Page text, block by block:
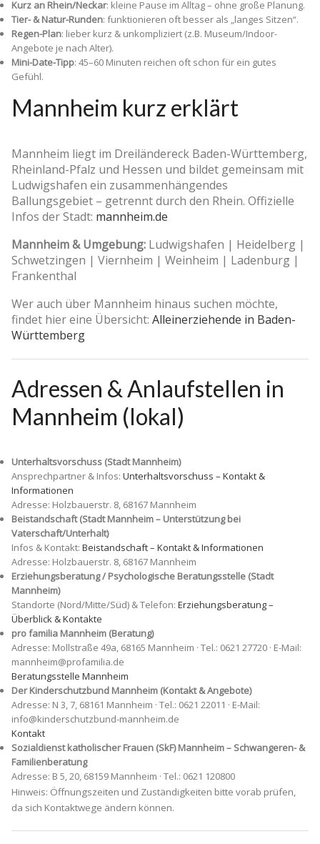
Kurz an Rhein/Neckar: kleine Pause im Alltag – ohne große Planung.
Tier- & Natur-Runden: funktionieren oft besser als „langes Sitzen“.
Regen-Plan: lieber kurz & unkompliziert (z.B. Museum/Indoor-
Angebote je nach Alter).
Mini-Date-Tipp: 45–60 Minuten reichen oft schon für ein gutes
Gefühl.
Mannheim kurz erklärt
Mannheim liegt im Dreiländereck Baden-Württemberg,
Rheinland-Pfalz und Hessen und bildet gemeinsam mit
Ludwigshafen ein zusammenhängendes
Ballungsgebiet – getrennt durch den Rhein. Offizielle
Infos der Stadt: mannheim.de
Mannheim & Umgebung: Ludwigshafen | Heidelberg |
Schwetzingen | Viernheim | Weinheim | Ladenburg |
Frankenthal
Wer auch über Mannheim hinaus suchen möchte,
findet hier eine Übersicht: Alleinerziehende in Baden-
Württemberg
Adressen & Anlaufstellen in
Mannheim (lokal)
Unterhaltsvorschuss (Stadt Mannheim)
Ansprechpartner & Infos: Unterhaltsvorschuss – Kontakt &
Informationen
Adresse: Holzbauerstr. 8, 68167 Mannheim
Beistandschaft (Stadt Mannheim – Unterstützung bei
Vaterschaft/Unterhalt)
Infos & Kontakt: Beistandschaft – Kontakt & Informationen
Adresse: Holzbauerstr. 8, 68167 Mannheim
Erziehungsberatung / Psychologische Beratungsstelle (Stadt
Mannheim)
Standorte (Nord/Mitte/Süd) & Telefon: Erziehungsberatung –
Überblick & Kontakte
pro familia Mannheim (Beratung)
Adresse: Mollstraße 49a, 68165 Mannheim · Tel.: 0621 27720 · E-Mail:
mannheim@profamilia.de
Beratungsstelle Mannheim
Der Kinderschutzbund Mannheim (Kontakt & Angebote)
Adresse: N 3, 7, 68161 Mannheim · Tel.: 0621 22011 · E-Mail:
info@kinderschutzbund-mannheim.de
Kontakt
Sozialdienst katholischer Frauen (SkF) Mannheim – Schwangeren- &
Familienberatung
Adresse: B 5, 20, 68159 Mannheim · Tel.: 0621 120800
Hinweis: Öffnungszeiten und Zuständigkeiten bitte vorab prüfen,
da sich Kontaktwege ändern können.